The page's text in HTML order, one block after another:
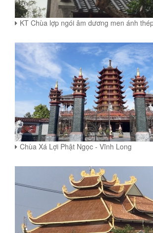
KT Chùa lợp ngói âm dương men ánh
Chùa Xá Lợi Phật Ngọc - Vĩnh Long